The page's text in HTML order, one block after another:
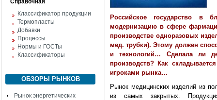
Справочная
Классификатор продукции
Термопласты
Добавки
Процессы
Нормы и ГОСТы
Классификаторы
ОБЗОРЫ РЫНКОВ
Рынок энергетических
Российское государство в
модернизацию в сфере
производстве одноразовых
мед. трубки). Этому должен
и технологий… Сделала ли
производств? Как
игроками рынка…
Рынок медицинских изделий из
из самых закрытых.